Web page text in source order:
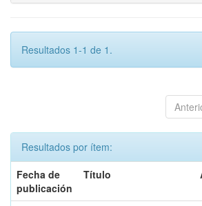
Resultados 1-1 de 1.
Resultados por ítem:
Fecha de
publicación
Título